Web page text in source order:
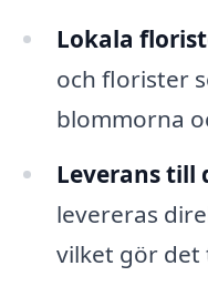
Lokala
och florister
blommorna
Leverans till
levereras
vilket gör det